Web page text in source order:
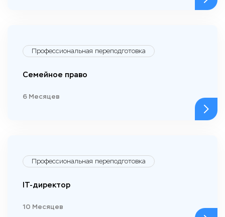
Профессиональная переподготовка
Семейное право
6 Месяцев
Профессиональная переподготовка
IT-директор
10 Месяцев